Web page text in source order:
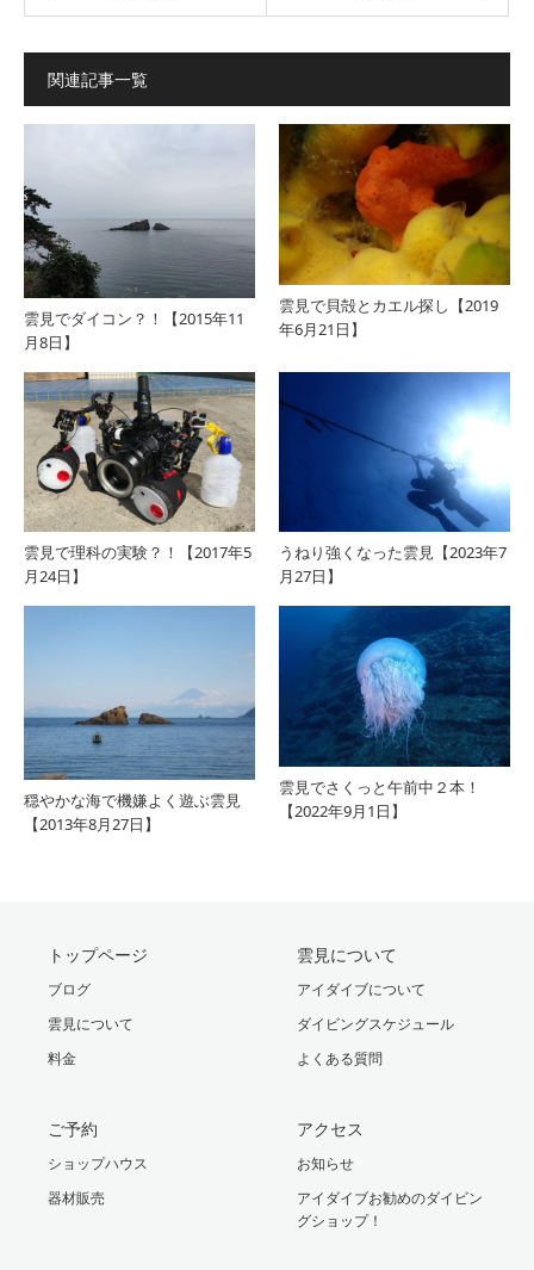
関連記事一覧
雲見でダイコン？！【2015年11
月8日】
雲見で貝殻とカエル探し【2019
年6月21日】
雲見で理科の実験？！【2017年5
月24日】
うねり強くなった雲見【2023年7
月27日】
穏やかな海で機嫌よく遊ぶ雲見
【2013年8月27日】
雲見でさくっと午前中２本！
【2022年9月1日】
トップページ
ブログ
雲見について
料金
雲見について
アイダイブについて
ダイビングスケジュール
よくある質問
ご予約
ショップハウス
器材販売
アクセス
お知らせ
アイダイブお勧めのダイビン
グショップ！